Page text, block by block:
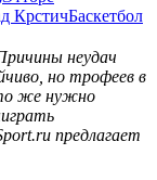
КрстичБаскетбол
неудач
но трофеев в
же нужно
предлагает